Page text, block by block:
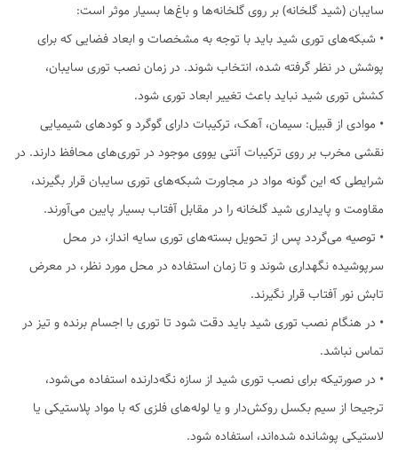
سایبان (شید گلخانه) بر روی گلخانه‌ها و باغ‌ها بسیار موثر است:
• شبکه‌های توری‌ شید باید با توجه به مشخصات و ابعاد فضایی که برای
پوشش در نظر گرفته شده، انتخاب شوند. در زمان نصب توری سایبان،
کشش توری شید نباید باعث تغییر ابعاد توری شود.
• موادی از قبیل: سیمان، آهک، ترکیبات دارای گوگرد و کودهای شیمیایی
نقشی مخرب بر روی ترکیبات آنتی یووی موجود در توری‌های محافظ دارند. در
شرایطی که این گونه مواد در مجاورت شبکه‌های توری سایبان‌ قرار بگیرند،
مقاومت و پایداری شید گلخانه را در مقابل آفتاب بسیار پایین می‌آورند.
• توصیه می‌گردد پس از تحویل بسته‌های توری سایه انداز، در محل
سرپوشیده نگهداری شوند و تا زمان استفاده در محل مورد نظر، در معرض
تابش نور آفتاب قرار نگیرند.
• در هنگام نصب توری شید باید دقت شود تا توری‌ با اجسام برنده و تیز در
تماس نباشد.
• در صورتیکه برای نصب توری شید از سازه نگه‌دارنده استفاده می‌شود،
ترجیحا از سیم بکسل روکش‌دار و یا لوله‌های فلزی که با مواد پلاستیکی یا
لاستیکی پوشانده شده‌اند، استفاده شود.